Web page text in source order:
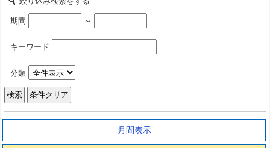
期間 ～
キーワード
分類
月間表示